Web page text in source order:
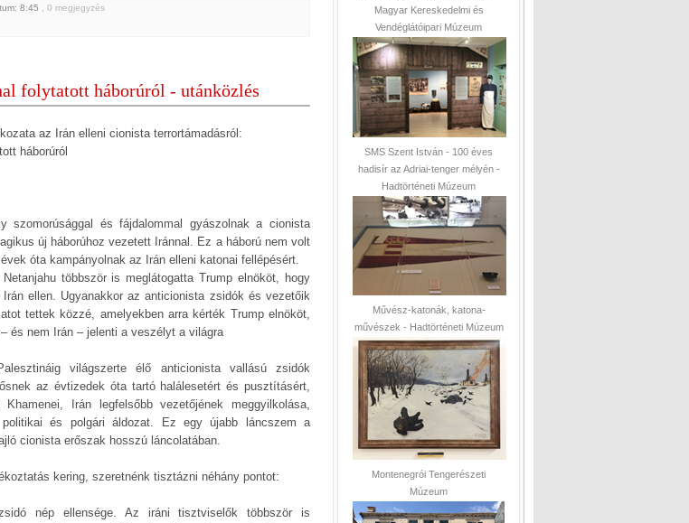
8:45
, 0 megjegyzés
folytatott háborúról - utánközlés
az Irán elleni cionista terrortámadásról:
háborúról
szomorúsággal és fájdalommal gyászolnak a cionista
új háborúhoz vezetett Iránnal. Ez a háború nem volt
óta kampányolnak az Irán elleni katonai fellépésért.
többször is meglátogatta Trump elnököt, hogy
ellen. Ugyanakkor az anticionista zsidók és vezetőik
tettek közzé, amelyekben arra kérték Trump elnököt,
és nem Irán – jelenti a veszélyt a világra
világszerte élő anticionista vallású zsidók
az évtizedek óta tartó halálesetért és pusztításért,
Irán legfelsőbb vezetőjének meggyilkolása,
és polgári áldozat. Ez egy újabb láncszem a
cionista erőszak hosszú láncolatában.
kering, szeretnénk tisztázni néhány pontot:
nép ellensége. Az iráni tisztviselők többször is
Magyar Kereskedelmi és
Vendéglátóipari Múzeum
SMS Szent István - 100 éves
hadisír az Adriai-tenger mélyén -
Hadtörténeti Múzeum
Művész-katonák, katona-
művészek - Hadtörténeti Múzeum
Montenegrói Tengerészeti
Múzeum